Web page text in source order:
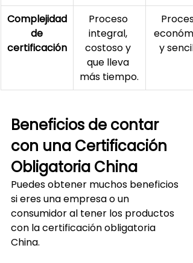
Complejidad
de
certificación
Proceso
integral,
costoso y
que lleva
más tiempo.
y
Beneficios de contar
con una Certificación
Obligatoria China
Puedes obtener muchos beneficios
si eres una empresa o un
consumidor al tener los productos
con la certificación obligatoria
China.